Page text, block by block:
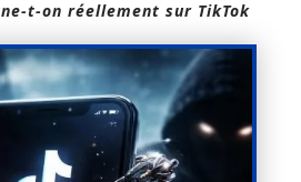
t-on réellement sur TikTok